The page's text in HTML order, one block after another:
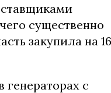
существенно
закупила на
генераторах с